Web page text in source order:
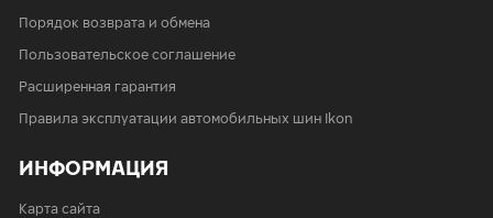
Порядок возврата и обмена
Пользовательское соглашение
Расширенная гарантия
Правила эксплуатации автомобильных шин Ikon
ИНФОРМАЦИЯ
Карта сайта